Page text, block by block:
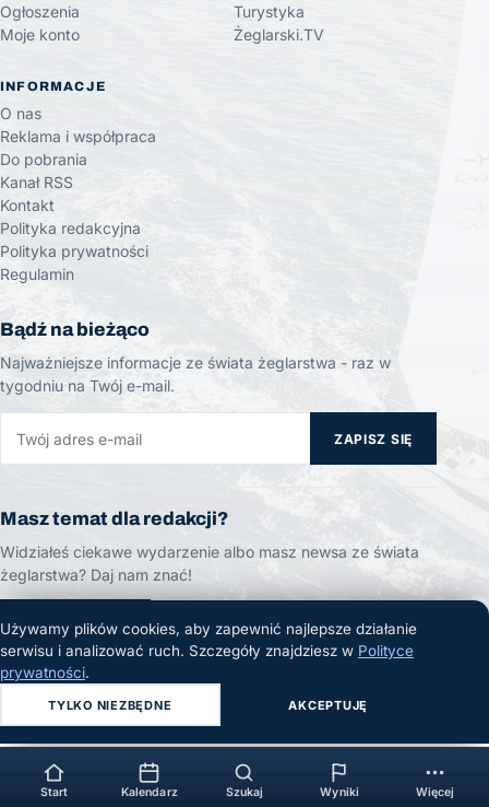
Ogłoszenia
Moje konto
Turystyka
Żeglarski.TV
INFORMACJE
O nas
Reklama i współpraca
Do pobrania
Kanał RSS
Kontakt
Polityka redakcyjna
Polityka prywatności
Regulamin
Bądź na bieżąco
Najważniejsze informacje ze świata żeglarstwa - raz w
tygodniu na Twój e-mail.
ZAPISZ SIĘ
Masz temat dla redakcji?
Widziałeś ciekawe wydarzenie albo masz newsa ze świata
żeglarstwa? Daj nam znać!
ZGŁOŚ TEMAT
© 2026 Żeglarski.info. Wszelkie prawa zastrzeżone.
Używamy plików cookies, aby zapewnić najlepsze działanie
serwisu i analizować ruch. Szczegóły znajdziesz w Polityce
prywatności.
TYLKO NIEZBĘDNE AKCEPTUJĘ
Start Kalendarz Szukaj Wyniki Więcej